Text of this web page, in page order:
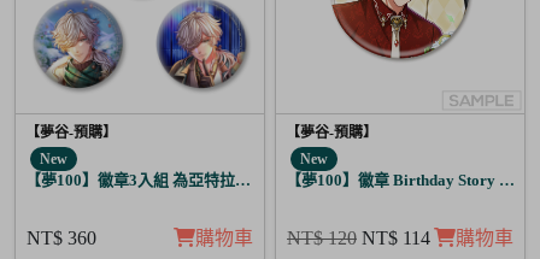
【夢谷-預購】
New
【夢100】徽章3入組 為亞特拉斯的聖夜點燃夢之火 丁
NT$ 360 購物車
【夢谷-預購】
New
【夢100】徽章 Birthday Story 弗雷
NT$ 120 NT$ 114 購物車